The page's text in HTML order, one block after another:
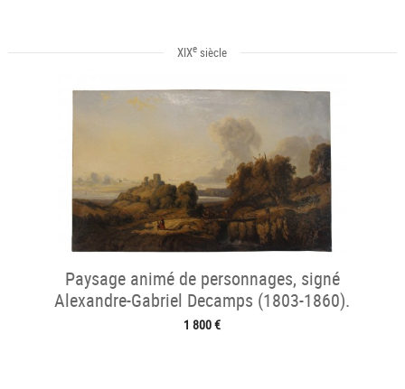
XIXe siècle
Paysage animé de personnages, signé
Alexandre-Gabriel Decamps (1803-1860).
1 800 €